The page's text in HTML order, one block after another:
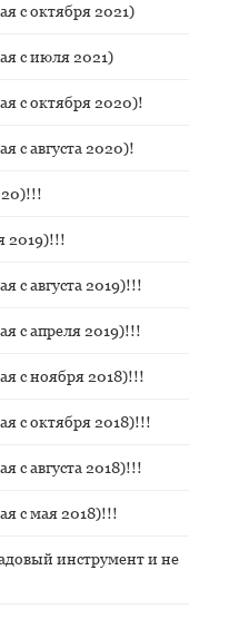
с октября 2021)
с июля 2021)
с октября 2020)!
с августа 2020)!
2019)!!!
с августа 2019)!!!
с апреля 2019)!!!
с ноября 2018)!!!
с октября 2018)!!!
с августа 2018)!!!
с мая 2018)!!!
инструмент и не